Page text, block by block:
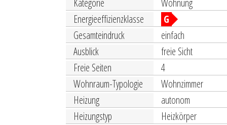
Kategorie
Wohnung
Energieeffizienzklasse
G
Gesamteindruck
einfach
Ausblick
freie Sicht
Freie Seiten
4
Wohnraum-Typologie
Wohnzimmer
Heizung
autonom
Heizungstyp
Heizkörper